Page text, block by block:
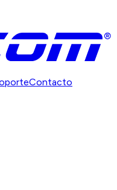
Contacto